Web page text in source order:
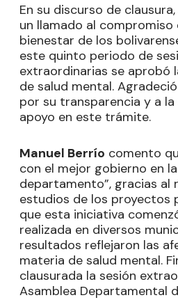
En su discurso de clausura,
un llamado al
bienestar de los
este quinto periodo de
extraordinarias se aprobó
de salud mental.
por su transparencia y a
apoyo en este trámite.
Manuel Berrío comento
con el mejor gobierno en
departamento”, gracias al
estudios de los proyectos
que esta iniciativa
realizada en diversos
resultados reflejaron las
materia de salud mental.
clausurada la sesión
Asamblea Departamental